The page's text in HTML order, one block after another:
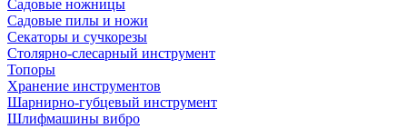
Садовые ножницы
Садовые пилы и ножи
Секаторы и сучкорезы
Столярно-слесарный инструмент
Топоры
Хранение инструментов
Шарнирно-губцевый инструмент
Шлифмашины вибро